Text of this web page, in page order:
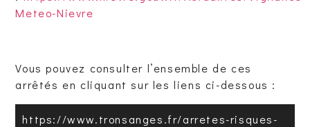
Meteo-Nievre
Vous pouvez consulter l’ensemble de ces
arrêtés en cliquant sur les liens ci-dessous :
https://www.tronsanges.fr/arretes-risques-